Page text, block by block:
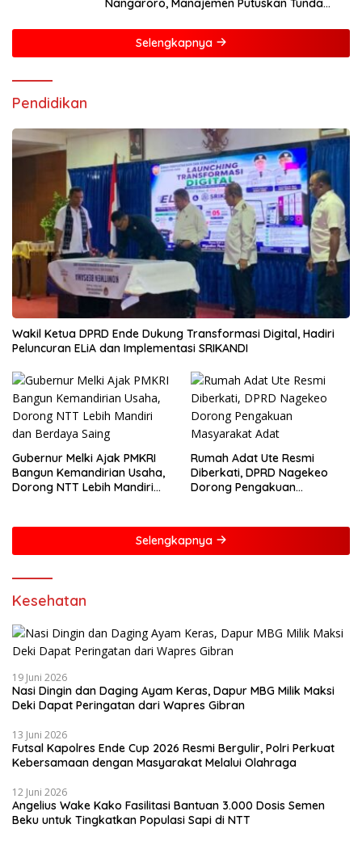
Selengkapnya
Pendidikan
Wakil Ketua DPRD Ende Dukung Transformasi Digital, Hadiri
Peluncuran ELiA dan Implementasi SRIKANDI
Gubernur Melki Ajak PMKRI
Bangun Kemandirian Usaha,
Dorong NTT Lebih Mandiri
Rumah Adat Ute Resmi
Diberkati, DPRD Nagekeo
Dorong Pengakuan
Selengkapnya
Kesehatan
19 Juni 2026
Nasi Dingin dan Daging Ayam Keras, Dapur MBG Milik Maksi
Deki Dapat Peringatan dari Wapres Gibran
13 Juni 2026
Futsal Kapolres Ende Cup 2026 Resmi Bergulir, Polri Perkuat
Kebersamaan dengan Masyarakat Melalui Olahraga
12 Juni 2026
Angelius Wake Kako Fasilitasi Bantuan 3.000 Dosis Semen
Beku untuk Tingkatkan Populasi Sapi di NTT